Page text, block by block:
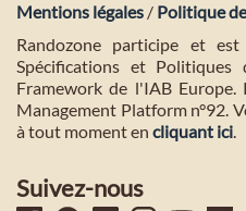
Mentions légales / Politique
Randozone participe et
Spécifications et Politiques
Framework de l'IAB Europe.
Management Platform n°92.
à tout moment en cliquant ici.
Suivez-nous